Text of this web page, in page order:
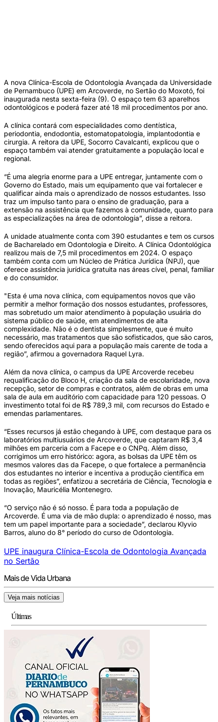
A nova Clínica-Escola de Odontologia Avançada da Universidade
de Pernambuco (UPE) em Arcoverde, no Sertão do Moxotó, foi
inaugurada nesta sexta-feira (9). O espaço tem 63 aparelhos
odontológicos e poderá fazer até 18 mil procedimentos por ano.
A clínica contará com especialidades como dentística,
periodontia, endodontia, estomatopatologia, implantodontia e
cirurgia. A reitora da UPE, Socorro Cavalcanti, explicou que o
espaço também vai atender gratuitamente a população local e
regional.
“É uma alegria enorme para a UPE entregar, juntamente com o
Governo do Estado, mais um equipamento que vai fortalecer e
qualificar ainda mais o aprendizado de nossos estudantes. Isso
traz um impulso tanto para o ensino de graduação, para a
extensão na assistência que fazemos à comunidade, quanto para
as especializações na área de odontologia”, disse a reitora.
A unidade atualmente conta com 390 estudantes e tem os cursos
de Bacharelado em Odontologia e Direito. A Clínica Odontológica
realizou mais de 7,5 mil procedimentos em 2024. O espaço
também conta com um Núcleo de Prática Jurídica (NPJ), que
oferece assistência jurídica gratuita nas áreas cível, penal, familiar
e do consumidor.
"Esta é uma nova clínica, com equipamentos novos que vão
permitir a melhor formação dos nossos estudantes, professores,
mas sobretudo um maior atendimento à população usuária do
sistema público de saúde, em atendimentos de alta
complexidade. Não é o dentista simplesmente, que é muito
necessário, mas tratamentos que são sofisticados, que são caros,
sendo oferecidos aqui para a população mais carente de toda a
região”, afirmou a governadora Raquel Lyra.
Além da nova clínica, o campus da UPE Arcoverde recebeu
requalificação do Bloco H, criação da sala de escolaridade, nova
recepção, setor de compras e contratos, além de obras em uma
sala de aula em auditório com capacidade para 120 pessoas. O
investimento total foi de R$ 789,3 mil, com recursos do Estado e
emendas parlamentares.
“Esses recursos já estão chegando à UPE, com destaque para os
laboratórios multiusuários de Arcoverde, que captaram R$ 3,4
milhões em parceria com a Facepe e o CNPq. Além disso,
corrigimos um erro histórico: agora, as bolsas da UPE têm os
mesmos valores das da Facepe, o que fortalece a permanência
dos estudantes no interior e incentiva a produção científica em
todas as regiões”, enfatizou a secretária de Ciência, Tecnologia e
Inovação, Mauricélia Montenegro.
“O serviço não é só nosso. É para toda a população de
Arcoverde. É uma via de mão dupla: o aprendizado é nosso, mas
tem um papel importante para a sociedade”, declarou Klyvio
Barros, aluno do 8° período do curso de Odontologia.
UPE inaugura Clínica-Escola de Odontologia Avançada
no Sertão
Mais de Vida Urbana
Veja mais notícias
Últimas